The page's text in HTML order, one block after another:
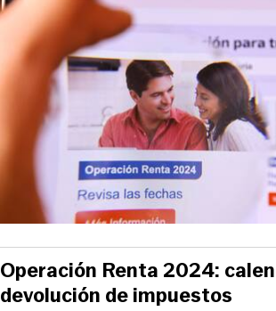
Operación Renta 2024:
devolución de impuestos